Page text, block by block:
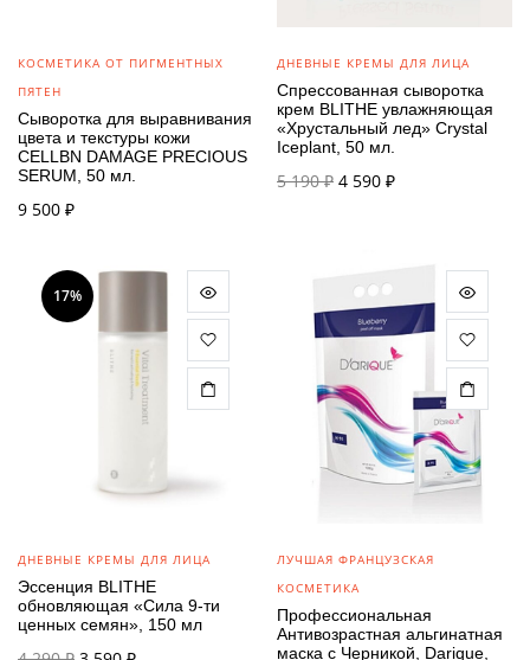
КОСМЕТИКА ОТ ПИГМЕНТНЫХ
ПЯТЕН
Сыворотка для выравнивания
цвета и текстуры кожи
CELLBN DAMAGE PRECIOUS
SERUM, 50 мл.
9 500 ₽
ДНЕВНЫЕ КРЕМЫ ДЛЯ ЛИЦА
Спрессованная сыворотка
крем BLITHE увлажняющая
«Хрустальный лед» Crystal
Iceplant, 50 мл.
5 190₽ Первоначальная
4 590 ₽
17%
ДНЕВНЫЕ КРЕМЫ ДЛЯ ЛИЦА
Эссенция BLITHE
обновляющая «Сила 9-ти
ценных семян», 150 мл
ЛУЧШАЯ ФРАНЦУЗСКАЯ
КОСМЕТИКА
Профессиональная
Антивозрастная альгинатная
маска с Черникой, Darique,